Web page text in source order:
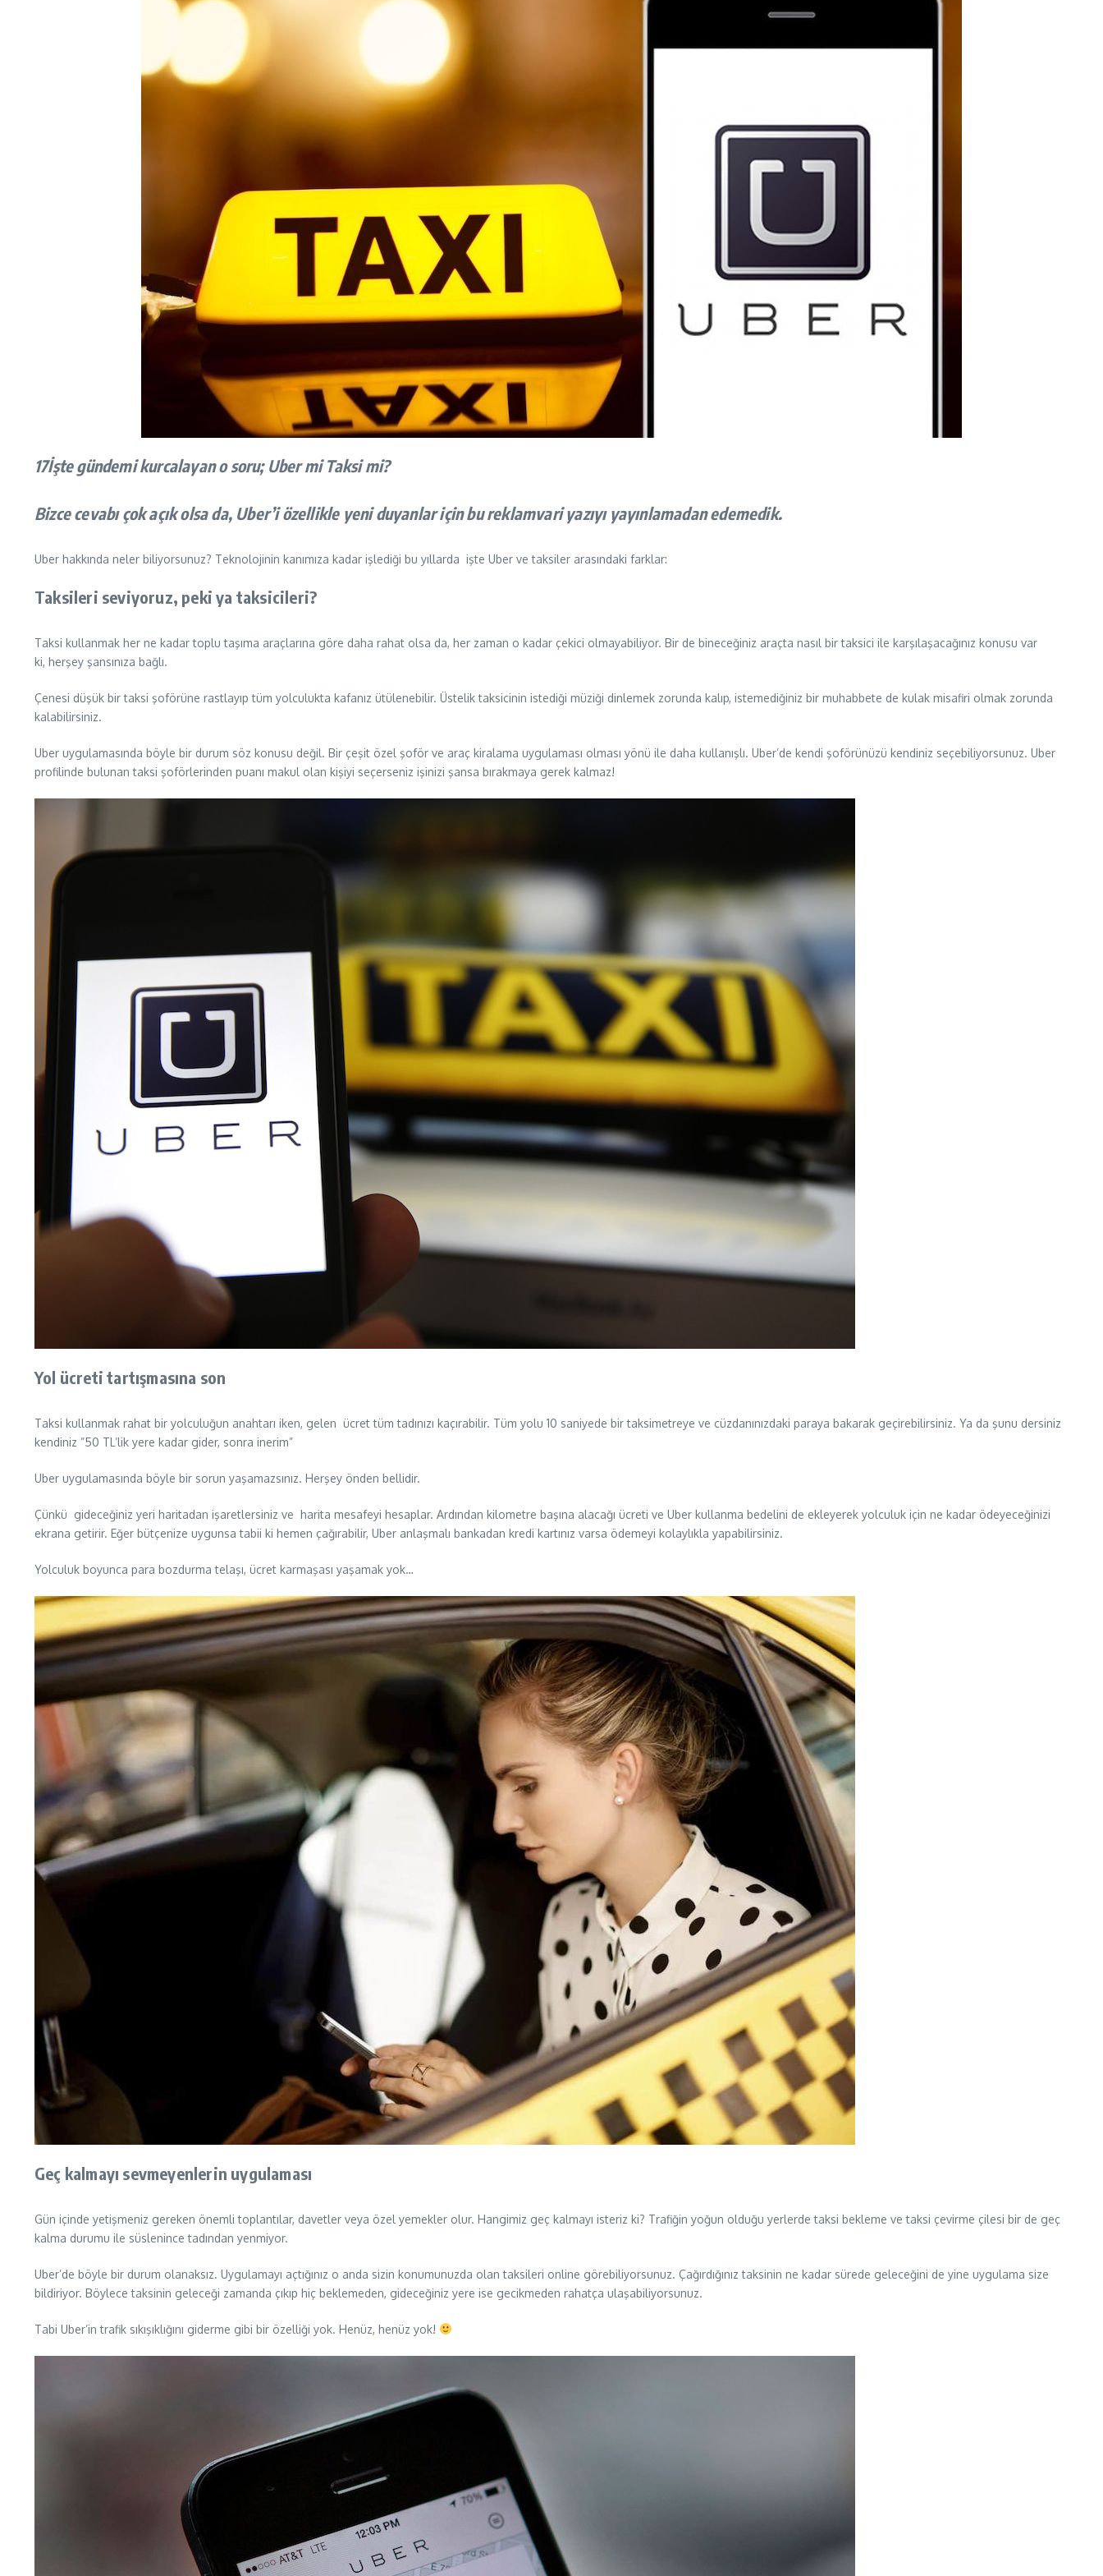
17İşte gündemi kurcalayan o soru; Uber mi Taksi mi?
Bizce cevabı çok açık olsa da, Uber’i özellikle yeni duyanlar için bu reklamvari yazıyı yayınlamadan edemedik.
Uber hakkında neler biliyorsunuz? Teknolojinin kanımıza kadar işlediği bu yıllarda işte Uber ve taksiler arasındaki farklar:
Taksileri seviyoruz, peki ya taksicileri?
Taksi kullanmak her ne kadar toplu taşıma araçlarına göre daha rahat olsa da, her zaman o kadar çekici olmayabiliyor. Bir de bineceğiniz araçta nasıl bir taksici ile karşılaşacağınız konusu var
ki, herşey şansınıza bağlı.
Çenesi düşük bir taksi şoförüne rastlayıp tüm yolculukta kafanız ütülenebilir. Üstelik taksicinin istediği müziği dinlemek zorunda kalıp, istemediğiniz bir muhabbete de kulak misafiri olmak zorunda
kalabilirsiniz.
Uber uygulamasında böyle bir durum söz konusu değil. Bir çeşit özel şoför ve araç kiralama uygulaması olması yönü ile daha kullanışlı. Uber’de kendi şoförünüzü kendiniz seçebiliyorsunuz. Uber
profilinde bulunan taksi şoförlerinden puanı makul olan kişiyi seçerseniz işinizi şansa bırakmaya gerek kalmaz!
Yol ücreti tartışmasına son
Taksi kullanmak rahat bir yolculuğun anahtarı iken, gelen ücret tüm tadınızı kaçırabilir. Tüm yolu 10 saniyede bir taksimetreye ve cüzdanınızdaki paraya bakarak geçirebilirsiniz. Ya da şunu dersiniz
kendiniz ”50 TL’lik yere kadar gider, sonra inerim”
Uber uygulamasında böyle bir sorun yaşamazsınız. Herşey önden bellidir.
Çünkü gideceğiniz yeri haritadan işaretlersiniz ve harita mesafeyi hesaplar. Ardından kilometre başına alacağı ücreti ve Uber kullanma bedelini de ekleyerek yolculuk için ne kadar ödeyeceğinizi
ekrana getirir. Eğer bütçenize uygunsa tabii ki hemen çağırabilir, Uber anlaşmalı bankadan kredi kartınız varsa ödemeyi kolaylıkla yapabilirsiniz.
Yolculuk boyunca para bozdurma telaşı, ücret karmaşası yaşamak yok…
Geç kalmayı sevmeyenlerin uygulaması
Gün içinde yetişmeniz gereken önemli toplantılar, davetler veya özel yemekler olur. Hangimiz geç kalmayı isteriz ki? Trafiğin yoğun olduğu yerlerde taksi bekleme ve taksi çevirme çilesi bir de geç
kalma durumu ile süslenince tadından yenmiyor.
Uber’de böyle bir durum olanaksız. Uygulamayı açtığınız o anda sizin konumunuzda olan taksileri online görebiliyorsunuz. Çağırdığınız taksinin ne kadar sürede geleceğini de yine uygulama size
bildiriyor. Böylece taksinin geleceği zamanda çıkıp hiç beklemeden, gideceğiniz yere ise gecikmeden rahatça ulaşabiliyorsunuz.
Tabi Uber’in trafik sıkışıklığını giderme gibi bir özelliği yok. Henüz, henüz yok!